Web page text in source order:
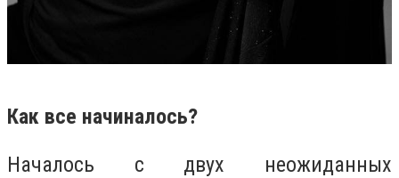
Как все начиналось?
Началось с двух неожиданных